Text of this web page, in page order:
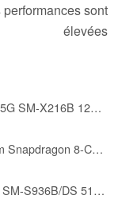
sont
élevées
Samsung Galaxy Tab A9+ Plus 5G SM-X216B 128GB 8GB WiFi + 5G LTE Cellular Factory Unlocked GSM Tablet - International Version (Graphite Black)
N-one Android Tablet,Qualcomm Snapdragon 8-Core 20GB 128GB 12 inch FHD Screen, Android 14 Tablets 4G LTE SIM Cellular 2.4&5GHz WiFi 9200mAh 18W Fast Charger GPS for Work Study and Business
Samsung Galaxy S25+ Plus 5G SM-S936B/DS 512GB 12GB Dual SIM Factory Unlocked GSM Smartphone, 6.7" 120Hz AMOLED Display, 50MP Cameras - International Version (Navy)